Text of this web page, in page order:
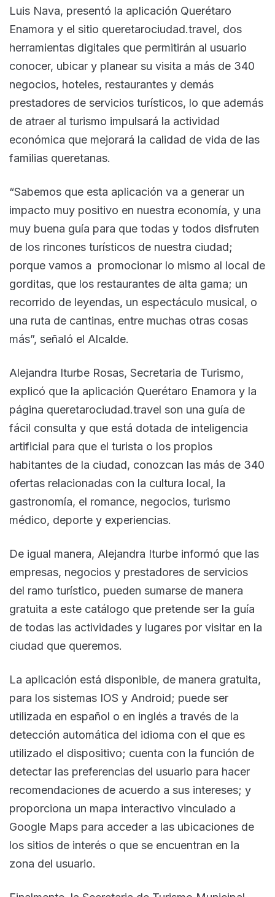
Luis Nava, presentó la aplicación Querétaro
Enamora y el sitio queretarociudad.travel, dos
herramientas digitales que permitirán al usuario
conocer, ubicar y planear su visita a más de 340
negocios, hoteles, restaurantes y demás
prestadores de servicios turísticos, lo que además
de atraer al turismo impulsará la actividad
económica que mejorará la calidad de vida de las
familias queretanas.
“Sabemos que esta aplicación va a generar un
impacto muy positivo en nuestra economía, y una
muy buena guía para que todas y todos disfruten
de los rincones turísticos de nuestra ciudad;
porque vamos a promocionar lo mismo al local de
gorditas, que los restaurantes de alta gama; un
recorrido de leyendas, un espectáculo musical, o
una ruta de cantinas, entre muchas otras cosas
más”, señaló el Alcalde.
Alejandra Iturbe Rosas, Secretaria de Turismo,
explicó que la aplicación Querétaro Enamora y la
página queretarociudad.travel son una guía de
fácil consulta y que está dotada de inteligencia
artificial para que el turista o los propios
habitantes de la ciudad, conozcan las más de 340
ofertas relacionadas con la cultura local, la
gastronomía, el romance, negocios, turismo
médico, deporte y experiencias.
De igual manera, Alejandra Iturbe informó que las
empresas, negocios y prestadores de servicios
del ramo turístico, pueden sumarse de manera
gratuita a este catálogo que pretende ser la guía
de todas las actividades y lugares por visitar en la
ciudad que queremos.
La aplicación está disponible, de manera gratuita,
para los sistemas IOS y Android; puede ser
utilizada en español o en inglés a través de la
detección automática del idioma con el que es
utilizado el dispositivo; cuenta con la función de
detectar las preferencias del usuario para hacer
recomendaciones de acuerdo a sus intereses; y
proporciona un mapa interactivo vinculado a
Google Maps para acceder a las ubicaciones de
los sitios de interés o que se encuentran en la
zona del usuario.